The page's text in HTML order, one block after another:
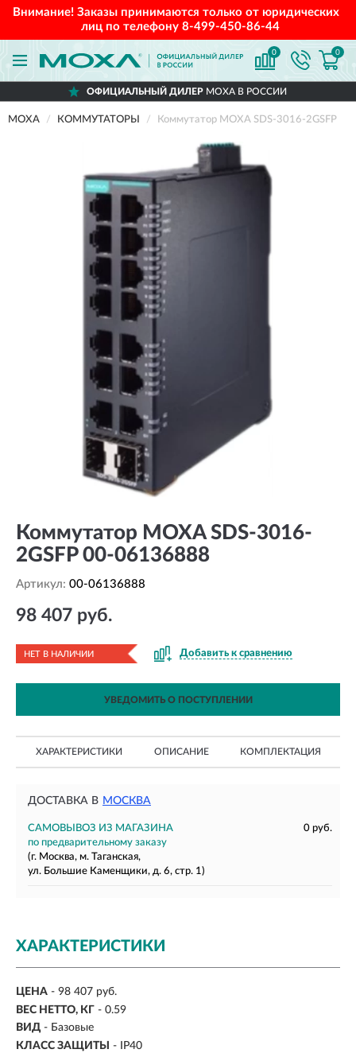
Внимание! Заказы принимаются только от юридических
лиц по телефону 8-499-450-86-44
0 0
ОФИЦИАЛЬНЫЙ ДИЛЕРMOXA В РОССИИ
MOXA КОММУТАТОРЫ Коммутатор MOXA SDS-3016-2GSFP
Коммутатор MOXA SDS-3016-
2GSFP 00-06136888
Артикул: 00-06136888
98 407 руб.
НЕТ В НАЛИЧИИ Добавить к сравнению
УВЕДОМИТЬ О ПОСТУПЛЕНИИ
ХАРАКТЕРИСТИКИ ОПИСАНИЕ КОМПЛЕКТАЦИЯ
ДОСТАВКА В МОСКВА
САМОВЫВОЗ ИЗ МАГАЗИНА
0 руб.
по предварительному заказу
(г. Москва, м. Таганская,
ул. Большие Каменщики, д. 6, стр. 1)
ХАРАКТЕРИСТИКИ
ЦЕНА - 98 407 руб.
ВЕС НЕТТО, КГ - 0.59
ВИД - Базовые
КЛАСС ЗАЩИТЫ
- IP40